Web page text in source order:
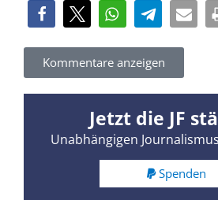
Kommentare anzeigen
Jetzt die JF
Unabhängigen
Spenden